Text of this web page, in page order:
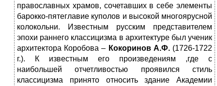
православных храмов, сочетавших в себе элементы
барокко-пятеглавие куполов и высокой многоярусной
колокольни. Известным русским представителем
эпохи раннего классицизма в архитектуре был ученик
архитектора Коробова – Кокоринов А.Ф.(1726-1722
г.). К известным его произведениям ,где с
наибольшей отчетливостью проявился стиль
классицизма принято относить здание Академии